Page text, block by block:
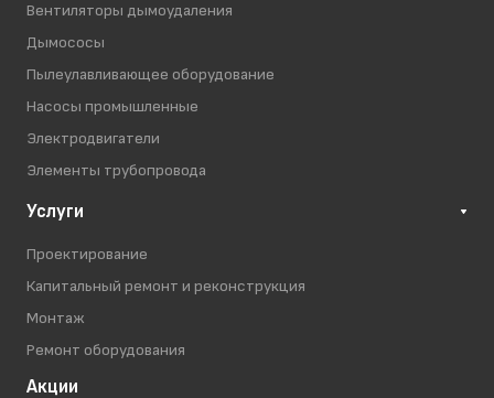
Вентиляторы дымоудаления
Дымососы
Пылеулавливающее оборудование
Насосы промышленные
Электродвигатели
Элементы трубопровода
Услуги
Проектирование
Капитальный ремонт и реконструкция
Монтаж
Ремонт оборудования
Акции